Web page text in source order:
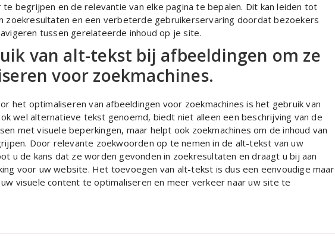
begrijpen en de relevantie van elke pagina te bepalen. Dit kan leiden tot
zoekresultaten en een verbeterde gebruikerservaring doordat bezoekers
tussen gerelateerde inhoud op je site.
van alt-tekst bij afbeeldingen om ze
voor zoekmachines.
het optimaliseren van afbeeldingen voor zoekmachines is het gebruik van
wel alternatieve tekst genoemd, biedt niet alleen een beschrijving van de
met visuele beperkingen, maar helpt ook zoekmachines om de inhoud van
Door relevante zoekwoorden op te nemen in de alt-tekst van uw
u de kans dat ze worden gevonden in zoekresultaten en draagt u bij aan
voor uw website. Het toevoegen van alt-tekst is dus een eenvoudige maar
visuele content te optimaliseren en meer verkeer naar uw site te